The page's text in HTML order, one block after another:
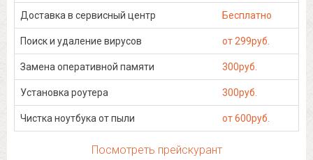
Доставка в сервисный центр Бесплатно
Поиск и удаление вирусов от 299руб.
Замена оперативной памяти 300руб.
Установка роутера 300руб.
Чистка ноутбука от пыли от 600руб.
Посмотреть прейскурант